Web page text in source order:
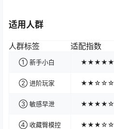
适用人群
人群标签 适配指数
① 新手小白 ★★★★★
② 进阶玩家 ★★☆☆☆
③ 敏感早泄 ★★★★☆
④ 收藏臀模控 ★★★☆☆